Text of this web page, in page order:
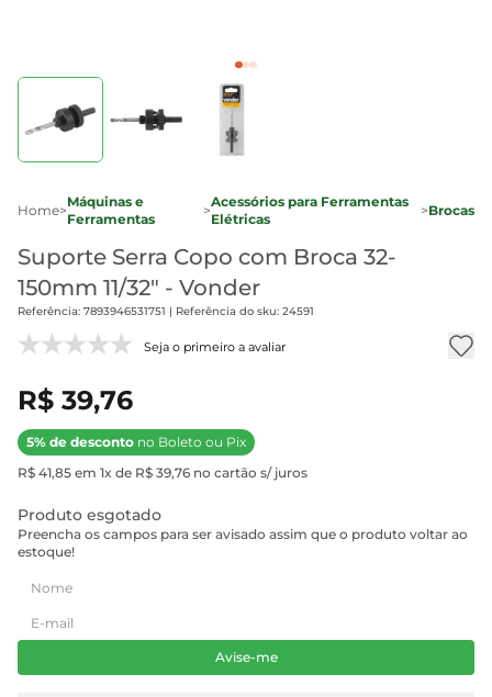
Home>
Máquinas e
Ferramentas
>
Acessórios para Ferramentas
Elétricas
>Brocas
Suporte Serra Copo com Broca 32-
150mm 11/32" - Vonder
Referência: 7893946531751 | Referência do sku: 24591
Seja o primeiro a avaliar
R$ 39,76
5% de desconto no Boleto ou Pix
R$ 41,85 em 1x de R$ 39,76 no cartão s/ juros
Produto esgotado
Preencha os campos para ser avisado assim que o produto voltar ao
estoque!
Avise-me